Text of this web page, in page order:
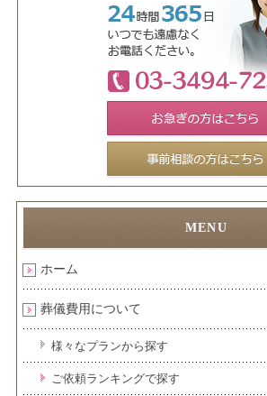
ホーム
葬儀費用について
様々なプランから探す
ご依頼ランキングで探す